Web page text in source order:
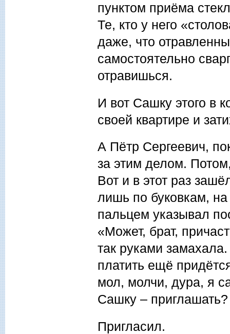
пунктом приёма
Те, кто у него
даже, что
самостоятельно
отравишься.
И вот Сашку этого в
своей квартире и
А Пётр Сергеевич,
за этим делом.
Вот и в этот раз
лишь по буковкам,
пальцем указывал
«Может, брат,
так руками
платить ещё
мол, молчи, дура, я
Сашку – приглашать?
Пригласил.